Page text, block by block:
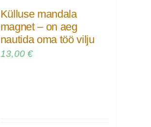
Külluse mandala
magnet – on aeg
nautida oma töö vilju
13,00€